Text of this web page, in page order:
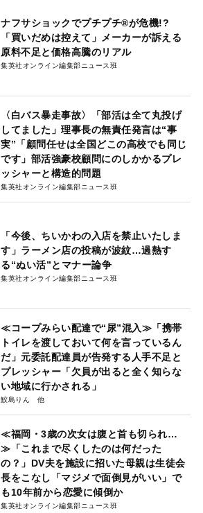
ナフサショックでプチプチ®が危機!?
「買いだめは控えて」メーカーが訴える
原料不足と価格高騰のリアル
集英社オンライン編集部ニュース班
〈白バス暴走事故〉「部活は全て丸投げ
してました」理事長の無責任発言は“事
実”「顧問任せは全国どこの高校でも同じ
です」部活強豪校顧問にのしかかるプレ
ッシャーと構造的問題
集英社オンライン編集部ニュース班
「今後、ちいかわの入店を禁止いたしま
す」ラーメン店の投稿が波紋…過熱す
る“ぬい活”とマナー論争
集英社オンライン編集部ニュース班
≪コープみらい配達で“尿”混⼊≫「携帯
トイレを渡しておいて何を言っているん
だ」元委託配達員が告発する人手不足と
プレッシャー「欠員が出ると全く知らな
い地域に行かされる」
鮫島りん
≪福岡・3歳の次女は腹と首も切られ…
≫「これまで尽くしたのは何だった
の？」DV夫を施設に招いた母親は生徒会
長をこなし「マジメで面倒見がいい」で
も10年前から恋愛に傾倒か
集英社オンライン編集部ニュース班